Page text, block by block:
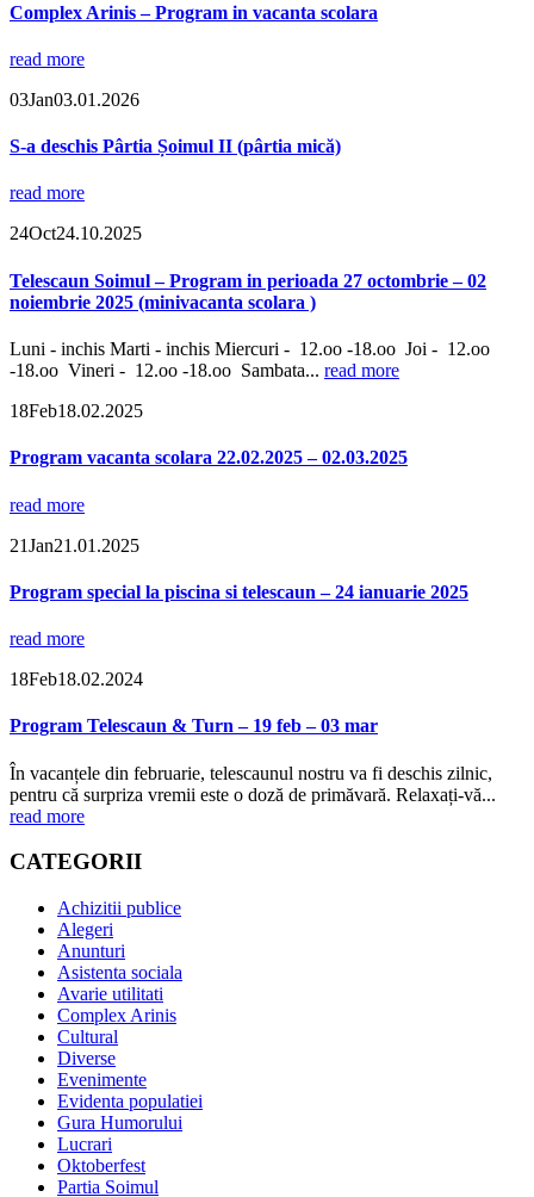
Complex Arinis – Program in vacanta scolara
read more
03Jan03.01.2026
S-a deschis Pârtia Șoimul II (pârtia mică)
read more
24Oct24.10.2025
Telescaun Soimul – Program in perioada 27 octombrie – 02
noiembrie 2025 (minivacanta scolara )
Luni - inchis Marti - inchis Miercuri - 12.oo -18.oo Joi - 12.oo
-18.oo Vineri - 12.oo -18.oo Sambata... read more
18Feb18.02.2025
Program vacanta scolara 22.02.2025 – 02.03.2025
read more
21Jan21.01.2025
Program special la piscina si telescaun – 24 ianuarie 2025
read more
18Feb18.02.2024
Program Telescaun & Turn – 19 feb – 03 mar
În vacanțele din februarie, telescaunul nostru va fi deschis zilnic,
pentru că surpriza vremii este o doză de primăvară. Relaxați-vă...
read more
CATEGORII
Achizitii publice
Alegeri
Anunturi
Asistenta sociala
Avarie utilitati
Complex Arinis
Cultural
Diverse
Evenimente
Evidenta populatiei
Gura Humorului
Lucrari
Oktoberfest
Partia Soimul